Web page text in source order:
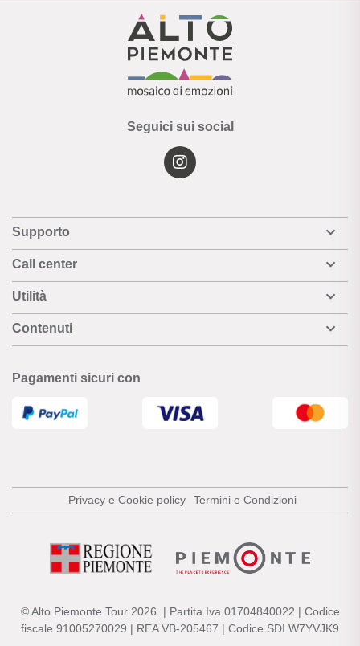
Seguici sui social
Supporto
Call center
Utilità
Contenuti
Pagamenti sicuri con
Privacy e Cookie policy Termini e Condizioni
© Alto Piemonte Tour 2026. | Partita Iva 01704840022 | Codice
fiscale 91005270029 | REA VB-205467 | Codice SDI W7YVJK9